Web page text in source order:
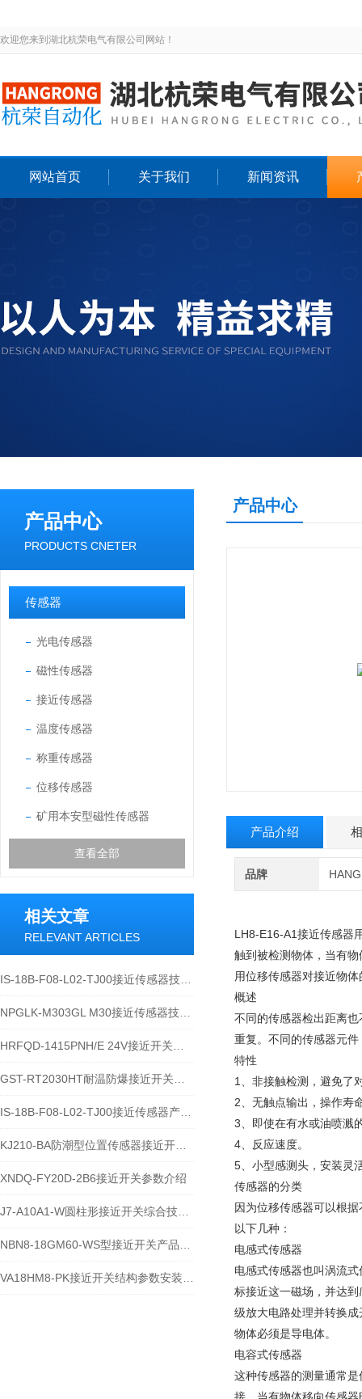
欢迎您来到湖北杭荣电气有限公司网站！
网站首页 关于我们 新闻资讯
产品中心
PRODUCTS CNETER
传感器
光电传感器
磁性传感器
接近传感器
温度传感器
称重传感器
位移传感器
矿用本安型磁性传感器
查看全部
相关文章
RELEVANT ARTICLES
XNDQ-FY20D-2B6接近开关参数介绍
产品中心
产品介绍
品牌
LH8-E16-A1接近传感器
触到被检测物体，当有物
用位移传感器对接近物
概述
不同的传感器检出距离
重复。不同的传感器元
特性
1、非接触检测，避免了
2、无触点输出，操作寿
3、即使在有水或油喷溅
4、反应速度。
5、小型感测头，安装灵
传感器的分类
因为位移传感器可以根
以下几种：
电感式传感器
电感式传感器也叫涡流
标接近这一磁场，并达
级放大电路处理并转换
物体必须是导电体。
电容式传感器
这种传感器的测量通常